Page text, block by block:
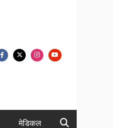
मेडिकल